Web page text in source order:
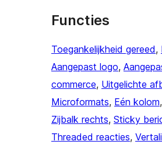
Functies
Toegankelijkheid gereed,
Aangepast logo,
commerce, Uitgelichte
Microformats, Eén kolom,
Zijbalk rechts, Sticky
Threaded reacties,